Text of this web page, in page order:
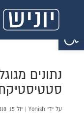
פתח סרגל נגישות
נתונים
על ידי Yonish
| יול 15, 2010